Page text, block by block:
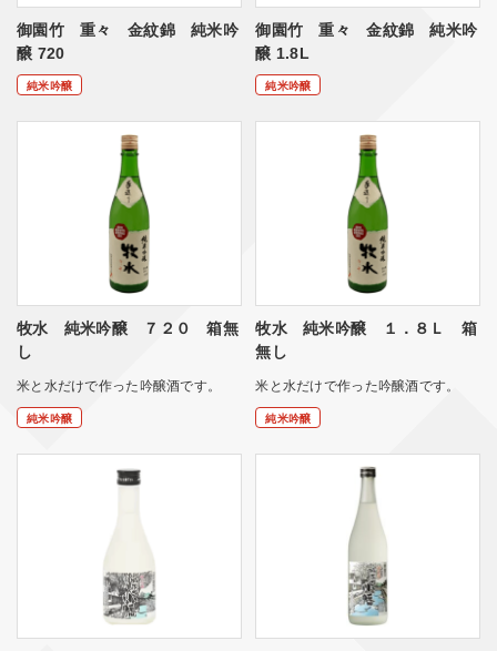
御園竹 重々 金紋錦 純米吟
醸 720
純米吟醸
御園竹 重々 金紋錦 純米吟
醸 1.8L
純米吟醸
牧水 純米吟醸 ７２０ 箱無
し
米と水だけで作った吟醸酒です。
純米吟醸
牧水 純米吟醸 １．８Ｌ 箱
無し
米と水だけで作った吟醸酒です。
純米吟醸